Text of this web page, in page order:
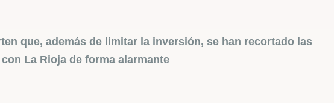
que, además de limitar la inversión, se han recortado las
La Rioja de forma alarmante